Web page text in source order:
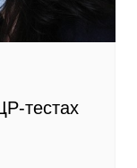
тестах